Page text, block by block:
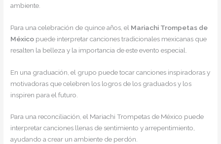
ambiente.
Para una celebración de quince años, el Mariachi Trompetas de
México puede interpretar canciones tradicionales mexicanas que
resalten la belleza y la importancia de este evento especial.
En una graduación, el grupo puede tocar canciones inspiradoras y
motivadoras que celebren los logros de los graduados y los
inspiren para el futuro.
Para una reconciliación, el Mariachi Trompetas de México puede
interpretar canciones llenas de sentimiento y arrepentimiento,
ayudando a crear un ambiente de perdón.